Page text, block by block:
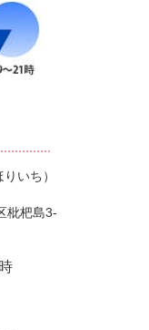
いち）
枇杷島3-